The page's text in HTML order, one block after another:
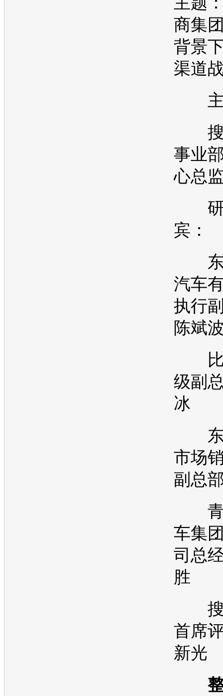
商集
背景
渠道
主
搜
事业
心总
研
宾：
东
汽车
执行
陈斌
比
级副
冰
东
市场
副总
青
车集
司总
胜
搜
首席
新光